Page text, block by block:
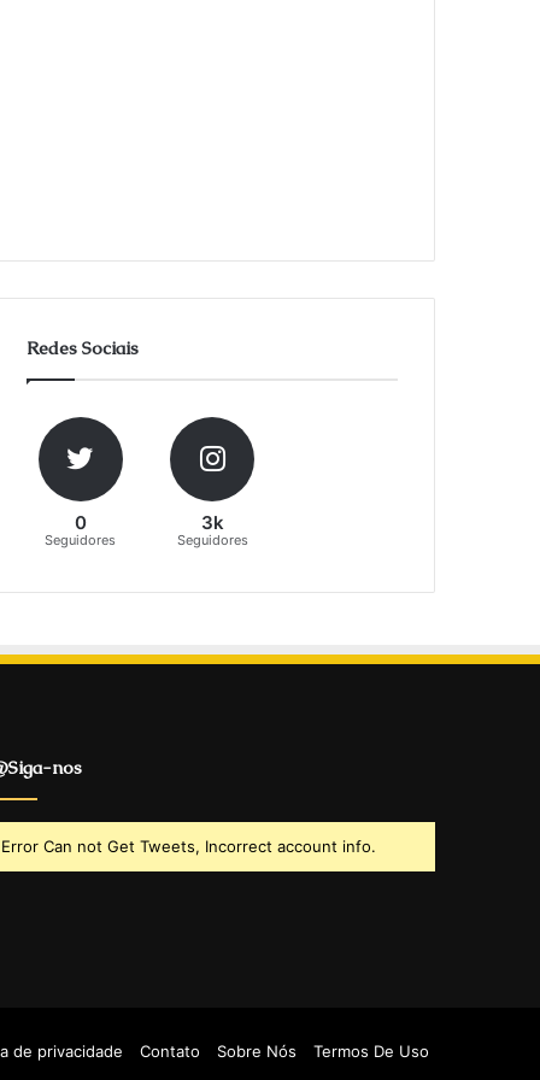
Redes Sociais
0
Seguidores
3k
Seguidores
nos
Error Can not Get Tweets, Incorrect account info.
de privacidade Contato Sobre Nós Termos De Uso